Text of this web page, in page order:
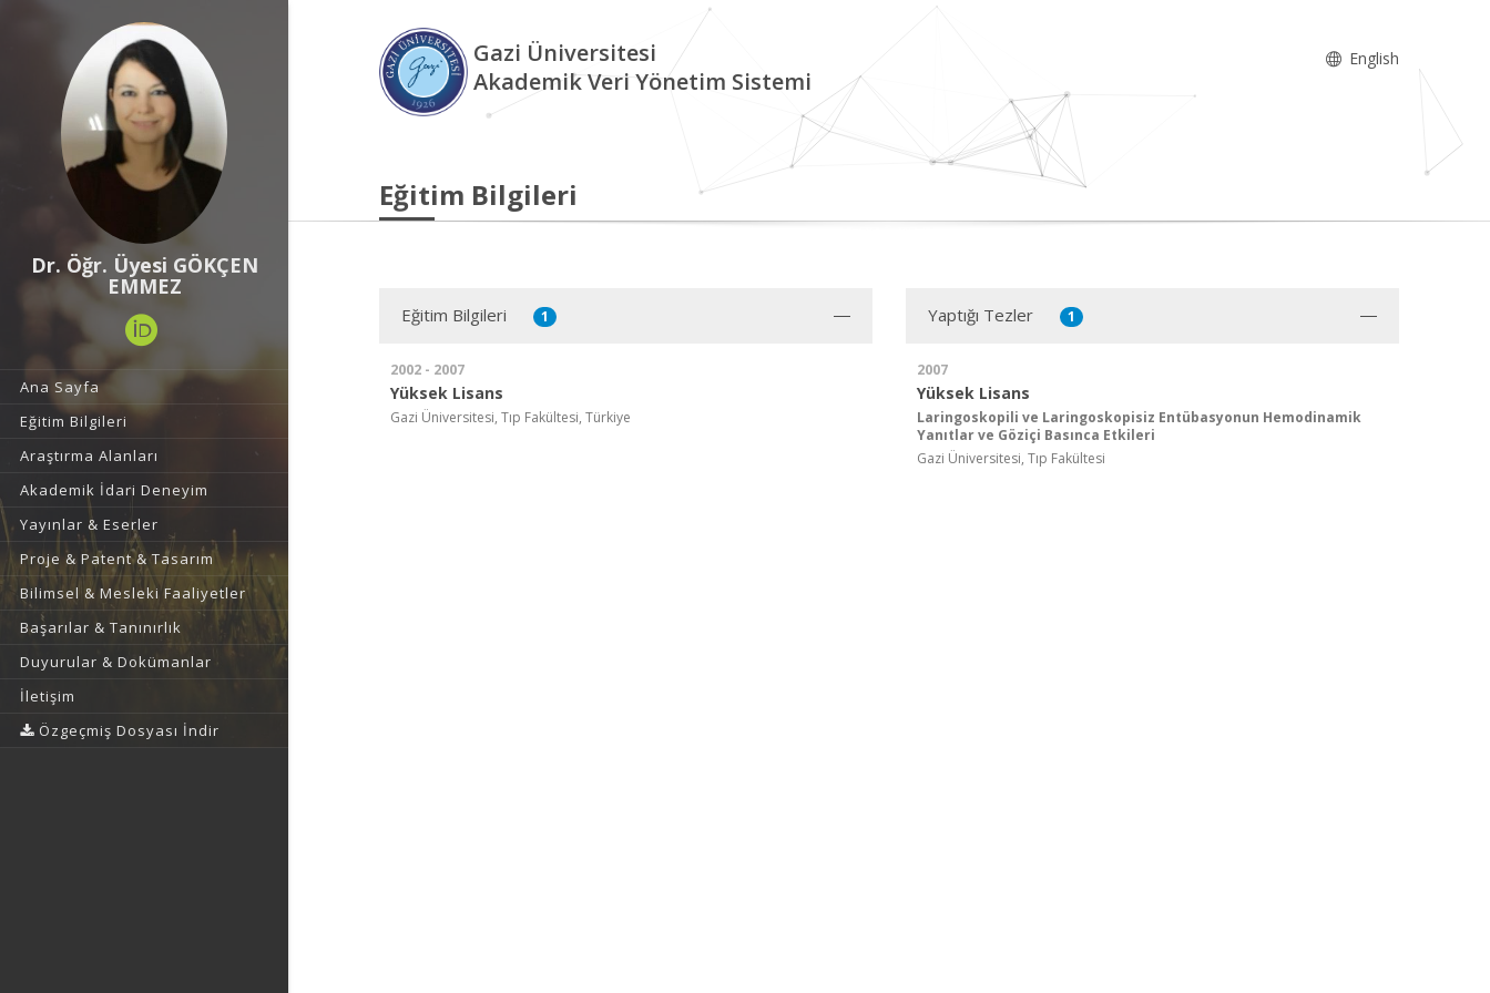
Dr. Öğr. Üyesi GÖKÇEN
EMMEZ
Ana Sayfa
Eğitim Bilgileri
Araştırma Alanları
Akademik İdari Deneyim
Yayınlar & Eserler
Proje & Patent & Tasarım
Bilimsel & Mesleki Faaliyetler
Başarılar & Tanınırlık
Duyurular & Dokümanlar
İletişim
Özgeçmiş Dosyası İndir
Gazi Üniversitesi
Akademik Veri Yönetim Sistemi
English
Eğitim Bilgileri
Eğitim Bilgileri 1
2002 - 2007
Yüksek Lisans
Gazi Üniversitesi, Tıp Fakültesi, Türkiye
Yaptığı Tezler 1
2007
Yüksek Lisans
Laringoskopili ve Laringoskopisiz Entübasyonun Hemodinamik
Yanıtlar ve Göziçi Basınca Etkileri
Gazi Üniversitesi, Tıp Fakültesi